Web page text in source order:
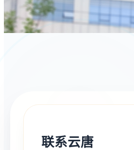
联系云唐